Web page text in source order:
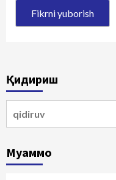
Қидириш
Муаммо